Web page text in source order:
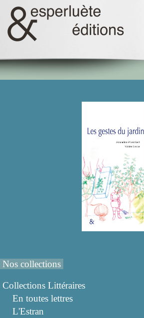
Nos collections
Collections Littéraires
En toutes lettres
L'Estran